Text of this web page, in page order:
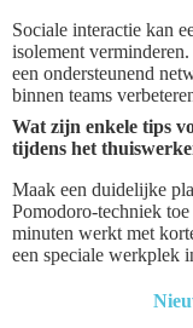
Sociale interactie kan
isolement
een ondersteunend
binnen teams
Wat zijn enkele tips
tijdens het
Maak een duidelijke
Pomodoro-techniek
minuten werkt met
een speciale werkplek